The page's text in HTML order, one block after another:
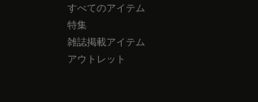
すべてのアイテム
特集
雑誌掲載アイテム
アウトレット